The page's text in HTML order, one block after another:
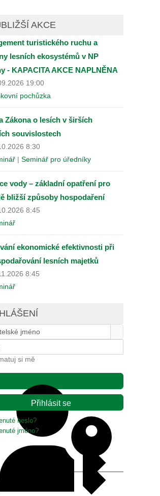
AKCE
turistického ruchu a
lesních ekosystémů v NP
- KAPACITA AKCE NAPLNĚNA
19:00
pochůzka
Zákona o lesích v širších
souvislostech
8:30
| Seminář pro úředníky
vody – základní opatření pro
bližší způsoby hospodaření
8:45
ekonomické efektivnosti při
lesních majetků
8:45
jméno
si mě
Přihlásit se
heslo?
jméno?